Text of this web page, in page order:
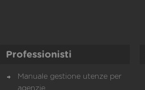
Professionisti
Manuale gestione utenze per